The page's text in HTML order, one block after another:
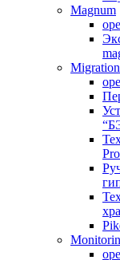
Magnum
Migration